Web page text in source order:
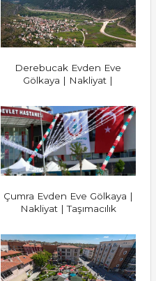
Derebucak Evden Eve
Gölkaya | Nakliyat |
Çumra Evden Eve Gölkaya |
Nakliyat | Taşımacılık